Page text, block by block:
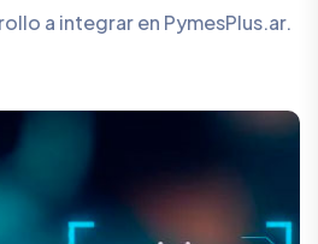
a integrar en PymesPlus.ar.